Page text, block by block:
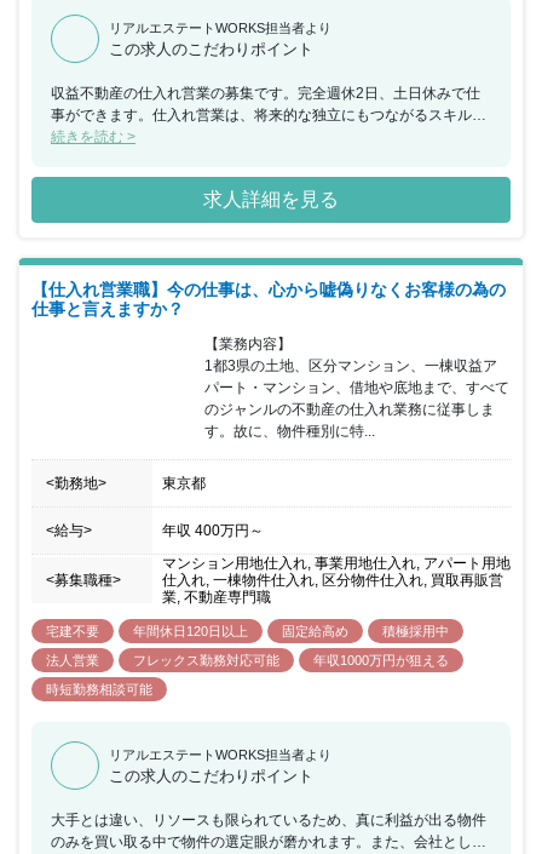
リアルエステートWORKS担当者より
この求人のこだわりポイント
収益不動産の仕入れ営業の募集です。完全週休2日、土日休みで仕
事ができます。仕入れ営業は、将来的な独立にもつながるスキルを
得られる仕事です。将来のキャリアを見据えて今の仕事を選びたい
続きを読む >
求人詳細を見る
【仕入れ営業職】今の仕事は、心から嘘偽りなくお客様の為の
仕事と言えますか？
【業務内容】
1都3県の土地、区分マンション、一棟収益ア
パート・マンション、借地や底地まで、すべて
のジャンルの不動産の仕入れ業務に従事しま
す。故に、物件種別に特...
<勤務地> 東京都
<給与> 年収 400万円 ～
<募集職種>
マンション用地仕入れ, 事業用地仕入れ, アパート用地
仕入れ, 一棟物件仕入れ, 区分物件仕入れ, 買取再販営
業, 不動産専門職
宅建不要 年間休日120日以上 固定給高め
積極採用中
法人営業
フレックス勤務対応可能
年収1000万円が狙える
時短勤務相談可能
リアルエステートWORKS担当者より
この求人のこだわりポイント
大手とは違い、リソースも限られているため、真に利益が出る物件
のみを買い取る中で物件の選定眼が磨かれます。また、会社とし